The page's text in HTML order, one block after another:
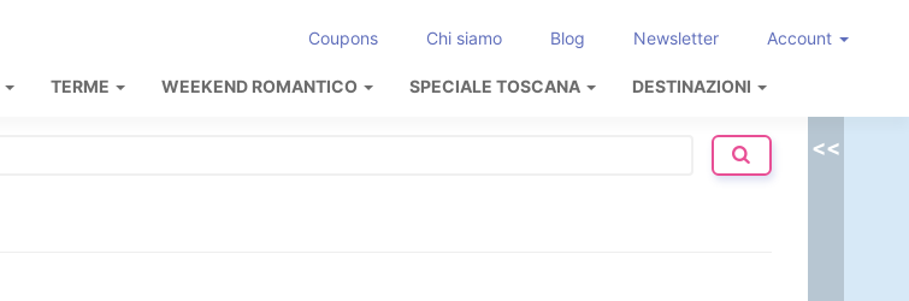
Coupons Chi siamo Blog Newsletter Account
TERME WEEKEND ROMANTICO SPECIALE TOSCANA DESTINAZIONI
<<